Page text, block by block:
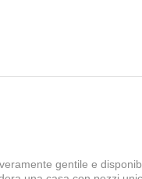
gentile e